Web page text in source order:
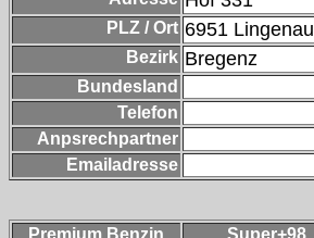
PLZ / Ort 6951 Lingenau
Bezirk Bregenz
Bundesland
Telefon
Anpsrechpartner
Emailadresse
Premium Benzin Super+98